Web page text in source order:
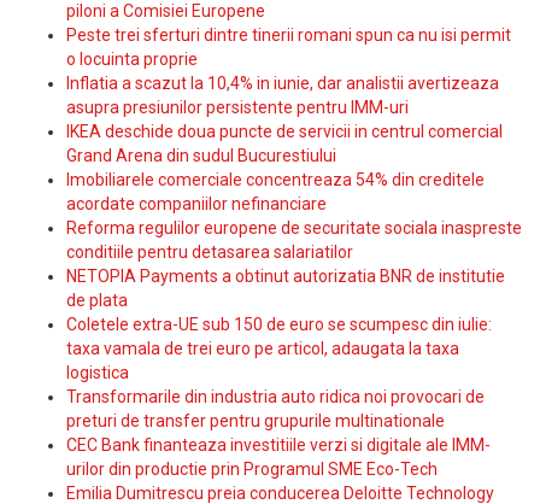
piloni a Comisiei Europene
Peste trei sferturi dintre tinerii romani spun ca nu isi permit
o locuinta proprie
Inflatia a scazut la 10,4% in iunie, dar analistii avertizeaza
asupra presiunilor persistente pentru IMM-uri
IKEA deschide doua puncte de servicii in centrul comercial
Grand Arena din sudul Bucurestiului
Imobiliarele comerciale concentreaza 54% din creditele
acordate companiilor nefinanciare
Reforma regulilor europene de securitate sociala inaspreste
conditiile pentru detasarea salariatilor
NETOPIA Payments a obtinut autorizatia BNR de institutie
de plata
Coletele extra-UE sub 150 de euro se scumpesc din iulie:
taxa vamala de trei euro pe articol, adaugata la taxa
logistica
Transformarile din industria auto ridica noi provocari de
preturi de transfer pentru grupurile multinationale
CEC Bank finanteaza investitiile verzi si digitale ale IMM-
urilor din productie prin Programul SME Eco-Tech
Emilia Dumitrescu preia conducerea Deloitte Technology